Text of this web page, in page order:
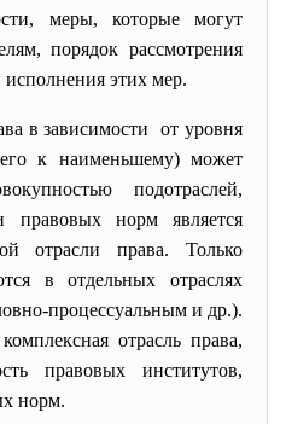
меры, которые могут
порядок рассмотрения
этих мер.
в зависимости от уровня
к наименьшему) может
подотраслей,
правовых норм является
отрасли права. Только
в отдельных отраслях
процессуальным и др.).
отрасль права,
правовых институтов,
норм.